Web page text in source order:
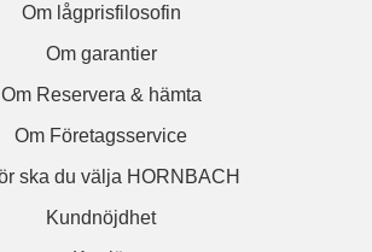
Om lågprisfilosofin
Om garantier
Om Reservera & hämta
Om Företagsservice
ska du välja HORNBACH
Kundnöjdhet